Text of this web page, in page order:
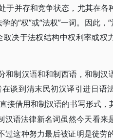
于并存和竞争状态，尤其在各
的“权”或“法权”一词。因此，
决于法权结构中权利率或权
和制汉语和和制西语，和制汉
谈到清末民初汉译引进日语
接借用和制汉语的书写形式，
汉语法律新名词虽然今天看来
这种努力最后被证明是徒劳